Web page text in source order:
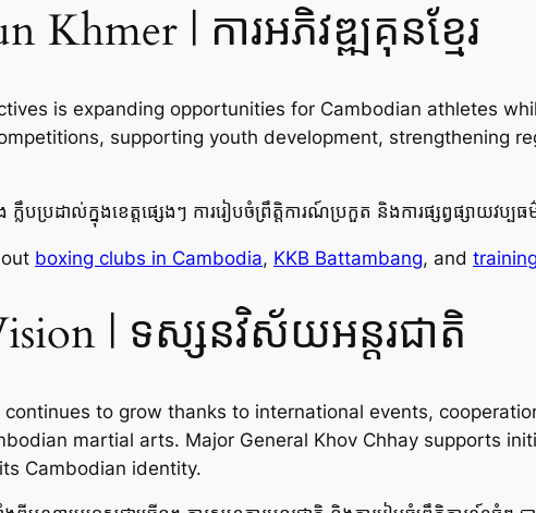
Khmer | ការអភិវឌ្ឍគុនខ្មែរ
is expanding opportunities for Cambodian athletes
supporting youth development, strengthening
ក្លឹបប្រដាល់ក្នុងខេត្តផ្សេងៗ ការរៀបចំព្រឹត្តិការណ៍ប្រកួត និងការផ្សព្វផ្សាយវប្ប
boxing clubs in Cambodia, KKB Battambang, and
| ទស្សនវិស័យអន្តរជាតិ
to grow thanks to international events,
martial arts. Major General Khov Chhay supports
Cambodian identity.